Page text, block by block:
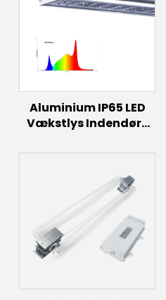
Aluminium IP65 LED
Vækstlys Indendørs
150W Grøntsager
Spektrum LED Planter
Vækstlys Storkontor